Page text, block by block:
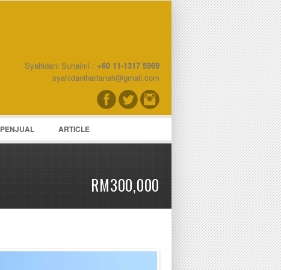
Syahidani Suhaimi : +60 11-1317 5969
syahidanihartanah@gmail.com
PENJUAL ARTICLE
RM300,000